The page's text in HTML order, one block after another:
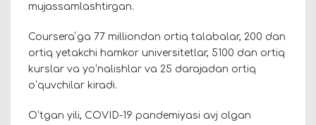
mujassamlashtirgan.
Courseraʼga 77 milliondan ortiq talabalar, 200 dan
ortiq yetakchi hamkor universitetlar, 5100 dan ortiq
kurslar va yoʻnalishlar va 25 darajadan ortiq
oʻquvchilar kiradi.
Oʻtgan yili, COVID-19 pandemiyasi avj olgan